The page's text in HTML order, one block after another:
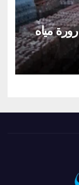
أكثر من 5000 قارورة مياه